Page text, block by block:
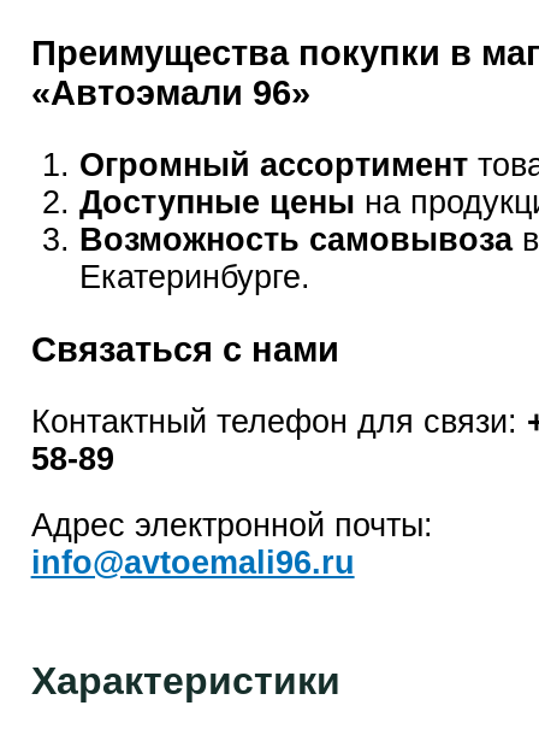
Преимущества покупки в
«Автоэмали 96»
Огромный ассортимент
Доступные цены на
Возможность самовывозав
Екатеринбурге.
Связаться с нами
Контактный телефон для связи:
58-89
Адрес электронной почты:
info@avtoemali96.ru
Характеристики